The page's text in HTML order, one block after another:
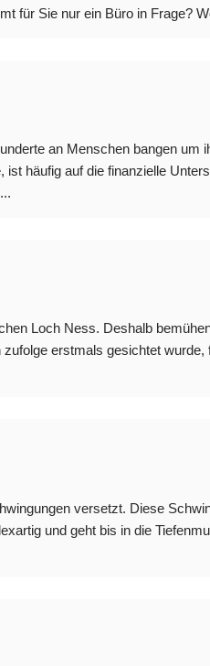
für Sie nur ein Büro in Frage?
an Menschen bangen um
häufig auf die finanzielle
Loch Ness. Deshalb
erstmals gesichtet
versetzt. Diese
und geht bis in die